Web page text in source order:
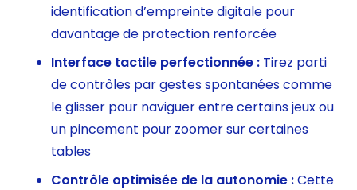
identification d’empreinte digitale pour
davantage de protection renforcée
Interface tactile perfectionnée : Tirez parti
de contrôles par gestes spontanées comme
le glisser pour naviguer entre certains jeux ou
un pincement pour zoomer sur certaines
tables
Contrôle optimisée de la autonomie :Cette